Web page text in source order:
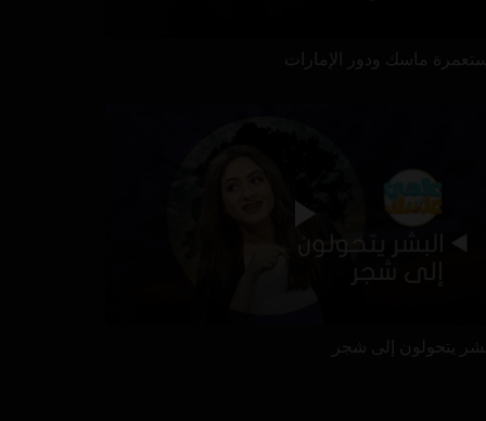
ماسك ودور الإمارات
يتحولون إلى شجر